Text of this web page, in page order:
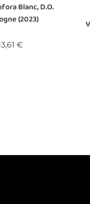
Blanc, D.O.
(2023)
€Prix